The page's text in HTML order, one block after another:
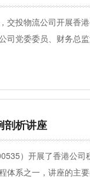
交投物流公司开展香
党委委员、财务总
剖析讲座
）开展了香港公
体系之一，讲座的主